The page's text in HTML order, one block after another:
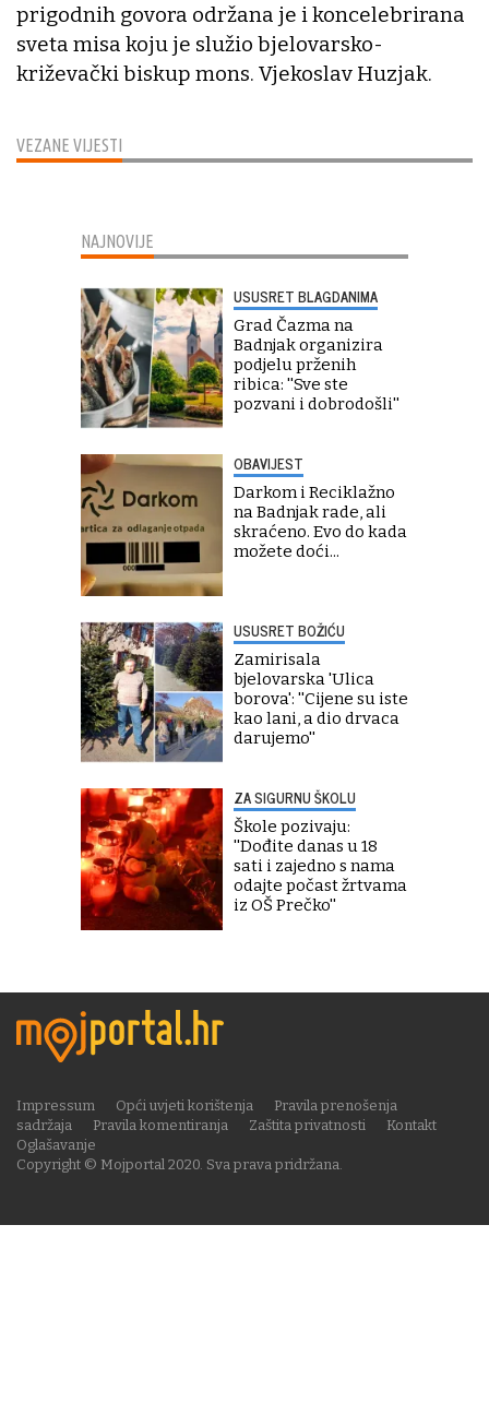
VEZANE VIJESTI
prigodnih govora održana je i koncelebrirana
sveta misa koju je služio bjelovarsko-
križevački biskup mons. Vjekoslav Huzjak.
NAJNOVIJE
USUSRET BLAGDANIMA
Grad Čazma na
Badnjak organizira
podjelu prženih
ribica: ''Sve ste
pozvani i dobrodošli''
OBAVIJEST
Darkom i Reciklažno
na Badnjak rade, ali
skraćeno. Evo do kada
možete doći...
USUSRET BOŽIĆU
Zamirisala
bjelovarska 'Ulica
borova': ''Cijene su iste
kao lani, a dio drvaca
darujemo''
ZA SIGURNU ŠKOLU
Škole pozivaju:
''Dođite danas u 18
sati i zajedno s nama
odajte počast žrtvama
iz OŠ Prečko''
Copyright © Mojportal 2020. Sva prava pridržana.
Impressum Opći uvjeti korištenja
Pravila prenošenja
sadržaja
Pravila komentiranja Zaštita privatnosti
Kontakt
Oglašavanje